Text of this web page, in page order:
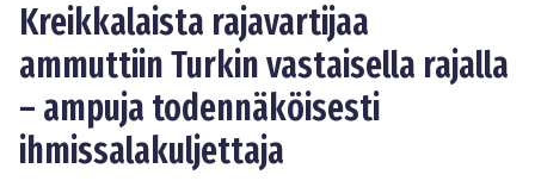
Kreikkalaista rajavartijaa
ammuttiin Turkin vastaisella rajalla
– ampuja todennäköisesti
ihmissalakuljettaja